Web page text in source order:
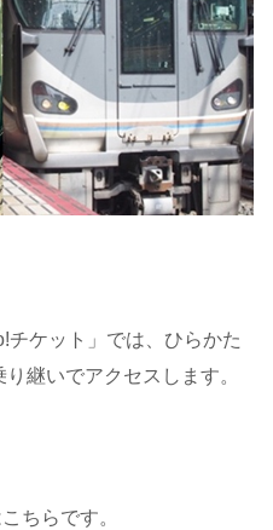
チケット」では、ひらかた
継いでアクセスします。
ちらです。